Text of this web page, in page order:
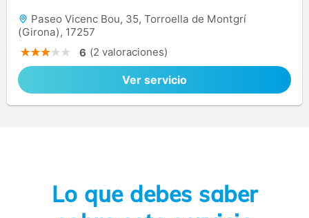
Paseo Vicenc Bou, 35, Torroella de Montgrí
(Girona), 17257
6 (2 valoraciones)
Ver servicio
Lo que debes saber